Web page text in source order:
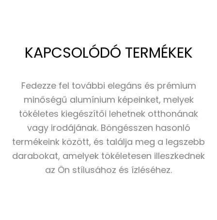
KAPCSOLÓDÓ TERMÉKEK
Fedezze fel további elegáns és prémium
minőségű alumínium képeinket, melyek
tökéletes kiegészítői lehetnek otthonának
vagy irodájának. Böngésszen hasonló
termékeink között, és találja meg a legszebb
darabokat, amelyek tökéletesen illeszkednek
az Ön stílusához és ízléséhez.